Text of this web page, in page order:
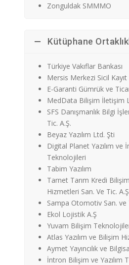
Zonguldak SMMMO
Kütüphane
Türkiye Vakıflar Bankası
Mersis Merkezi Sicil
E-Garanti Gümrük ve
MedData Bilişim İletişim
SFS Danışmanlık Bilgi
Tic. A.Ş.
Beyaz Yazılım Ltd. Şti
Digital Planet Yazılım ve
Teknolojileri
Tabim Yazılım
Tarnet Tarım Kredi
Hizmetleri San. Ve Tic. A.Ş
Sampa Otomotiv San. ve
Ekol Lojistik A.Ş
Yuvam Bilişim
Atlas Yazılım ve Bilişim
Aymet Yayıncılık ve
İntron Bilişim ve Yazılım